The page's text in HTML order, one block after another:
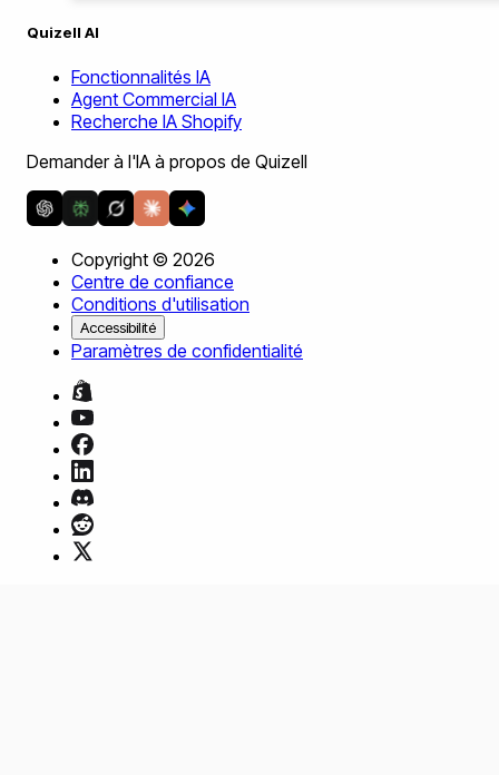
Quizell AI
Fonctionnalités IA
Agent Commercial IA
Recherche IA Shopify
Demander à l'IA à propos de Quizell
Copyright © 2026
Centre de confiance
Conditions d'utilisation
Accessibilité
Paramètres de confidentialité